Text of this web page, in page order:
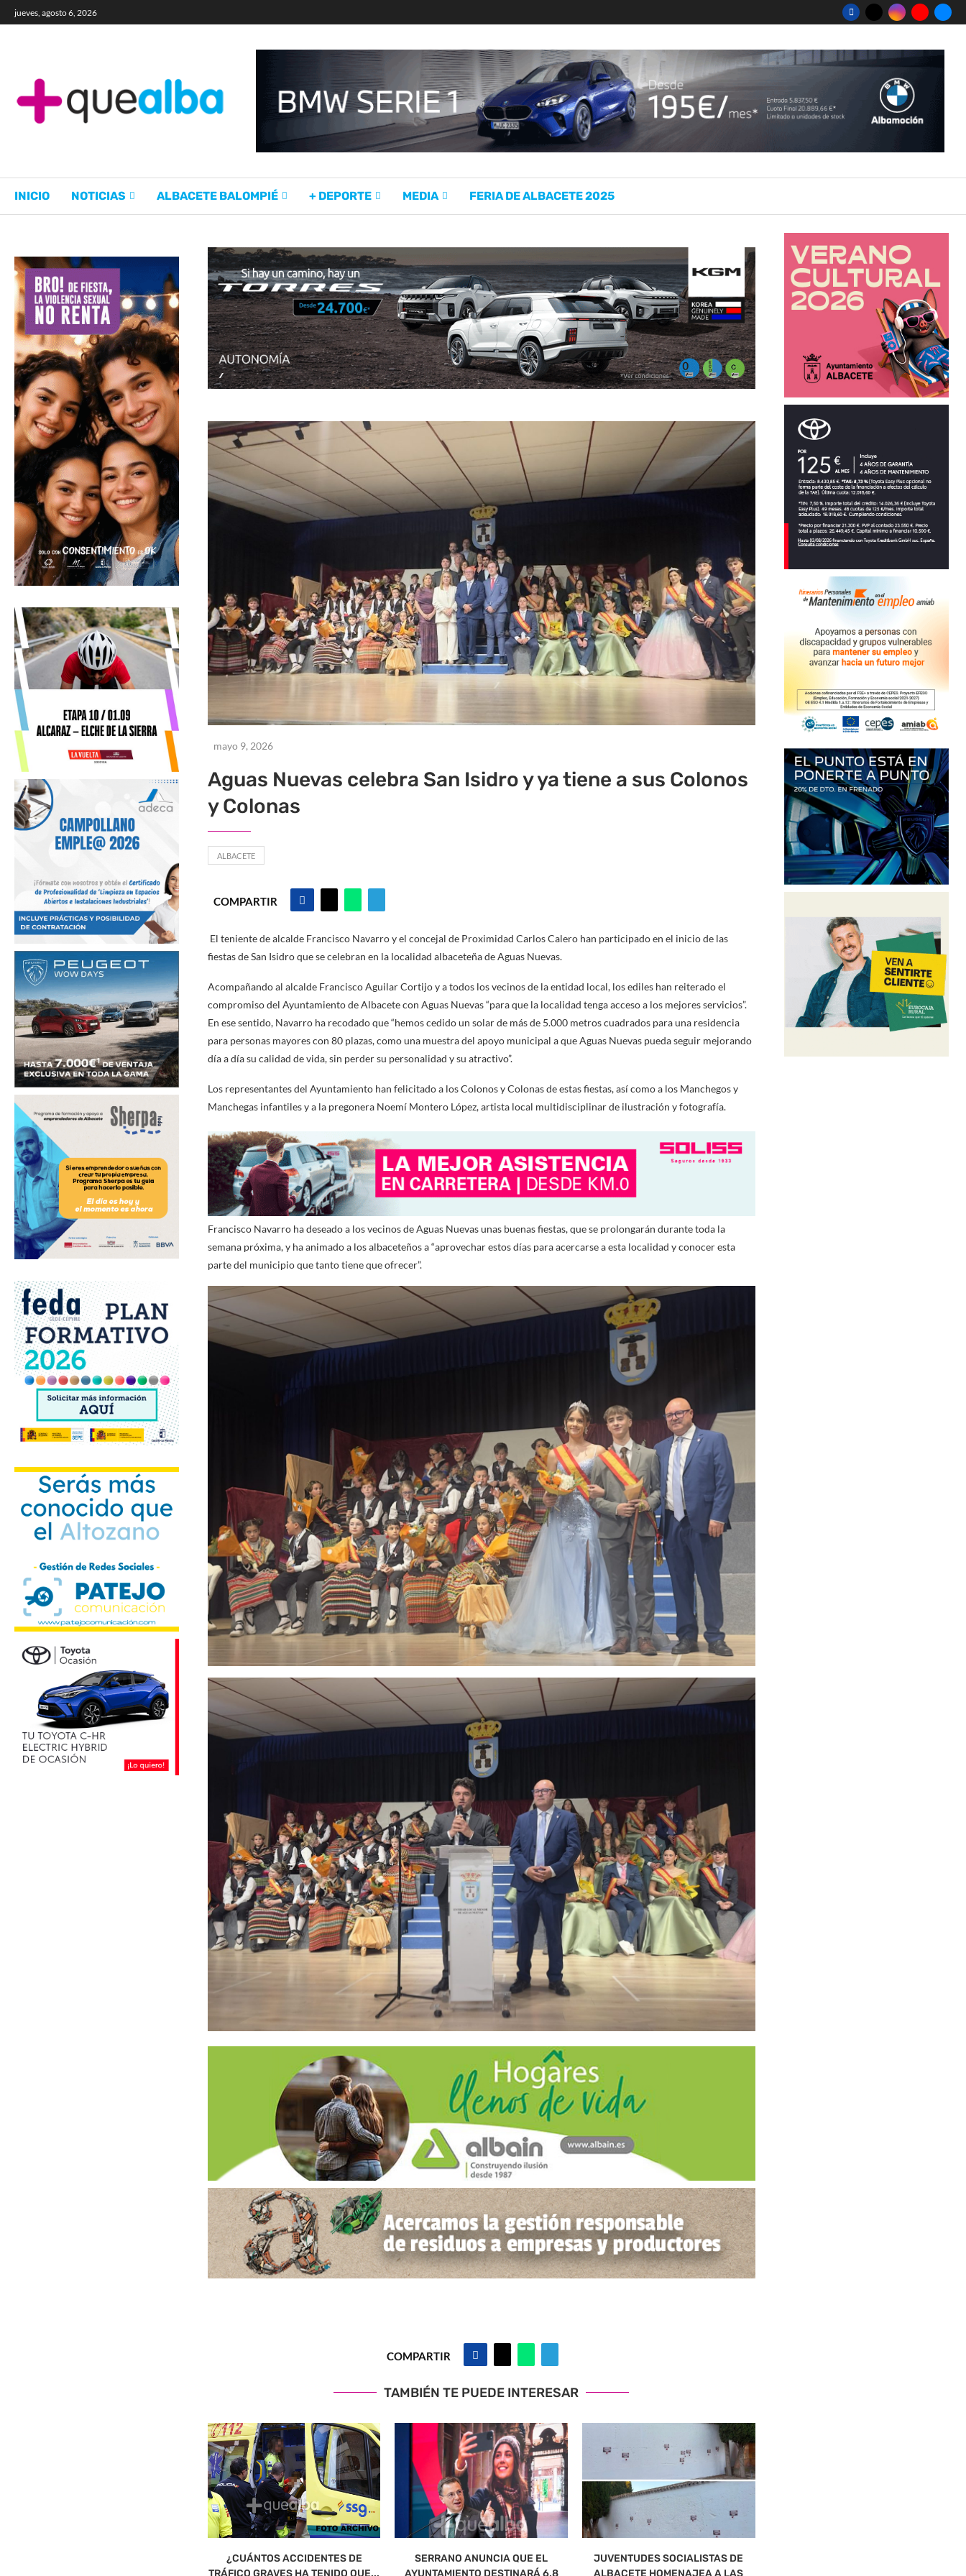
jueves, agosto 6, 2026
INICIO NOTICIAS ALBACETE BALOMPIÉ + DEPORTE MEDIA FERIA DE ALBACETE 2025
mayo 9, 2026
Aguas Nuevas celebra San Isidro y ya tiene a sus Colonos
y Colonas
ALBACETE
COMPARTIR
El teniente de alcalde Francisco Navarro y el concejal de Proximidad Carlos Calero han participado en el inicio de las
fiestas de San Isidro que se celebran en la localidad albaceteña de Aguas Nuevas.
Acompañando al alcalde Francisco Aguilar Cortijo y a todos los vecinos de la entidad local, los ediles han reiterado el
compromiso del Ayuntamiento de Albacete con Aguas Nuevas “para que la localidad tenga acceso a los mejores servicios”.
En ese sentido, Navarro ha recodado que “hemos cedido un solar de más de 5.000 metros cuadrados para una residencia
para personas mayores con 80 plazas, como una muestra del apoyo municipal a que Aguas Nuevas pueda seguir mejorando
día a día su calidad de vida, sin perder su personalidad y su atractivo”.
Los representantes del Ayuntamiento han felicitado a los Colonos y Colonas de estas fiestas, así como a los Manchegos y
Manchegas infantiles y a la pregonera Noemí Montero López, artista local multidisciplinar de ilustración y fotografía.
Francisco Navarro ha deseado a los vecinos de Aguas Nuevas unas buenas fiestas, que se prolongarán durante toda la
semana próxima, y ha animado a los albaceteños a “aprovechar estos días para acercarse a esta localidad y conocer esta
parte del municipio que tanto tiene que ofrecer”.
COMPARTIR
TAMBIÉN TE PUEDE INTERESAR
¿CUÁNTOS ACCIDENTES DE
TRÁFICO GRAVES HA TENIDO QUE...
SERRANO ANUNCIA QUE EL
AYUNTAMIENTO DESTINARÁ 6,8
JUVENTUDES SOCIALISTAS DE
ALBACETE HOMENAJEA A LAS